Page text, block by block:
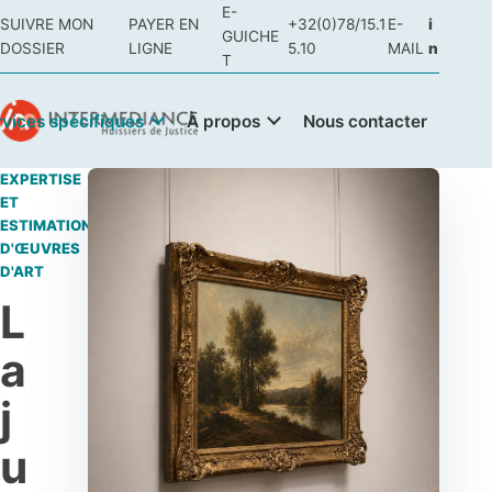
SUIVRE MON
DOSSIER
PAYER EN
LIGNE
E-
GUICHE
T
+32(0)78/15.1
5.10
E-
MAIL
i
n
spécifiques À propos Nous contacter
EXPERTISE
ET
ESTIMATION
D'ŒUVRES
D'ART
L
a
j
u